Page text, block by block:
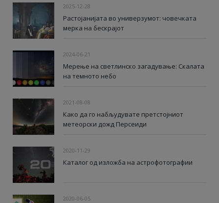
2025-12-28
Растојанијата во универзумот: човечката
мерка на бескрајот
2024-06-21
Мерење на светлинско загадување: Скалата
на темното небо
2021-08-08
Како да го набљудувате претстојниот
метеорски дожд Персеиди
2020-11-29
Каталог од изложба на астрофотографии
2020-06-05